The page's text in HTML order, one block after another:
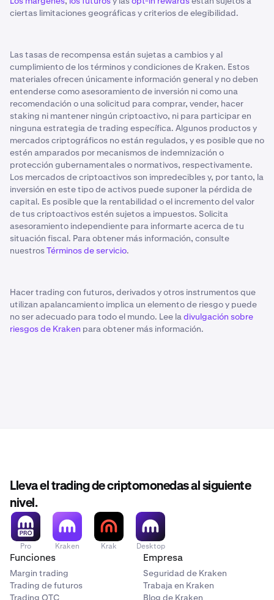
ciertas limitaciones geográficas y criterios de elegibilidad.
Las tasas de recompensa están sujetas a cambios y al
cumplimiento de los términos y condiciones de Kraken. Estos
materiales ofrecen únicamente información general y no deben
entenderse como asesoramiento de inversión ni como una
recomendación o una solicitud para comprar, vender, hacer
staking ni mantener ningún criptoactivo, ni para participar en
ninguna estrategia de trading específica. Algunos productos y
mercados criptográficos no están regulados, y es posible que no
estén amparados por mecanismos de indemnización o
protección gubernamentales o normativos, respectivamente.
Los mercados de criptoactivos son impredecibles y, por tanto, la
inversión en este tipo de activos puede suponer la pérdida de
capital. Es posible que la rentabilidad o el incremento del valor
de tus criptoactivos estén sujetos a impuestos. Solicita
asesoramiento independiente para informarte acerca de tu
situación fiscal. Para obtener más información, consulte
nuestrosTérminos de servicio.
Hacer trading con futuros, derivados y otros instrumentos que
utilizan apalancamiento implica un elemento de riesgo y puede
no ser adecuado para todo el mundo. Lee ladivulgación sobre
riesgos de Kraken para obtener más información.
Lleva el trading de criptomonedas al siguiente
nivel.
Pro Kraken Krak Desktop
Funciones
Margin trading
Trading de futuros
Trading OTC
Empresa
Seguridad de Kraken
Trabaja en Kraken
Blog de Kraken